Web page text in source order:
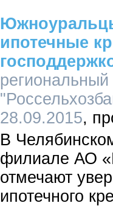
ипотечные
28.09.2015
В
филиале АО
отмечают
ипотечного